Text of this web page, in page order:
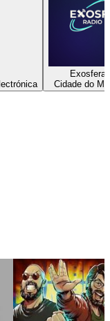
Exosfera
Cidade do